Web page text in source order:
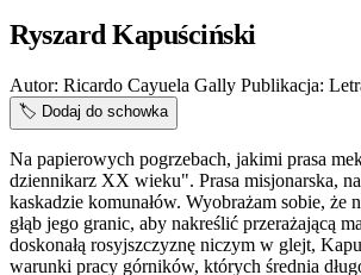
Ryszard Kapuściński
Autor: Ricardo Cayuela Gally Publikacja:
🏷️ Dodaj do schowka
Na papierowych pogrzebach, jakimi prasa
dziennikarz XX wieku". Prasa misjonarska,
kaskadzie komunałów. Wyobrażam sobie, że
głąb jego granic, aby nakreślić przerażającą
doskonałą rosyjszczyznę niczym w glejt,
warunki pracy górników, których średnia